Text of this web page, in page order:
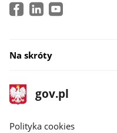
Na skróty
stopka
gov.pl
Strona
gov.pl
gov.pl
Polityka cookies